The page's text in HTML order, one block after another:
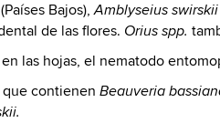
Bajos),Amblyseius swirskii
de las flores. Orius spp.
las hojas, el nematodo
contienen Beauveria